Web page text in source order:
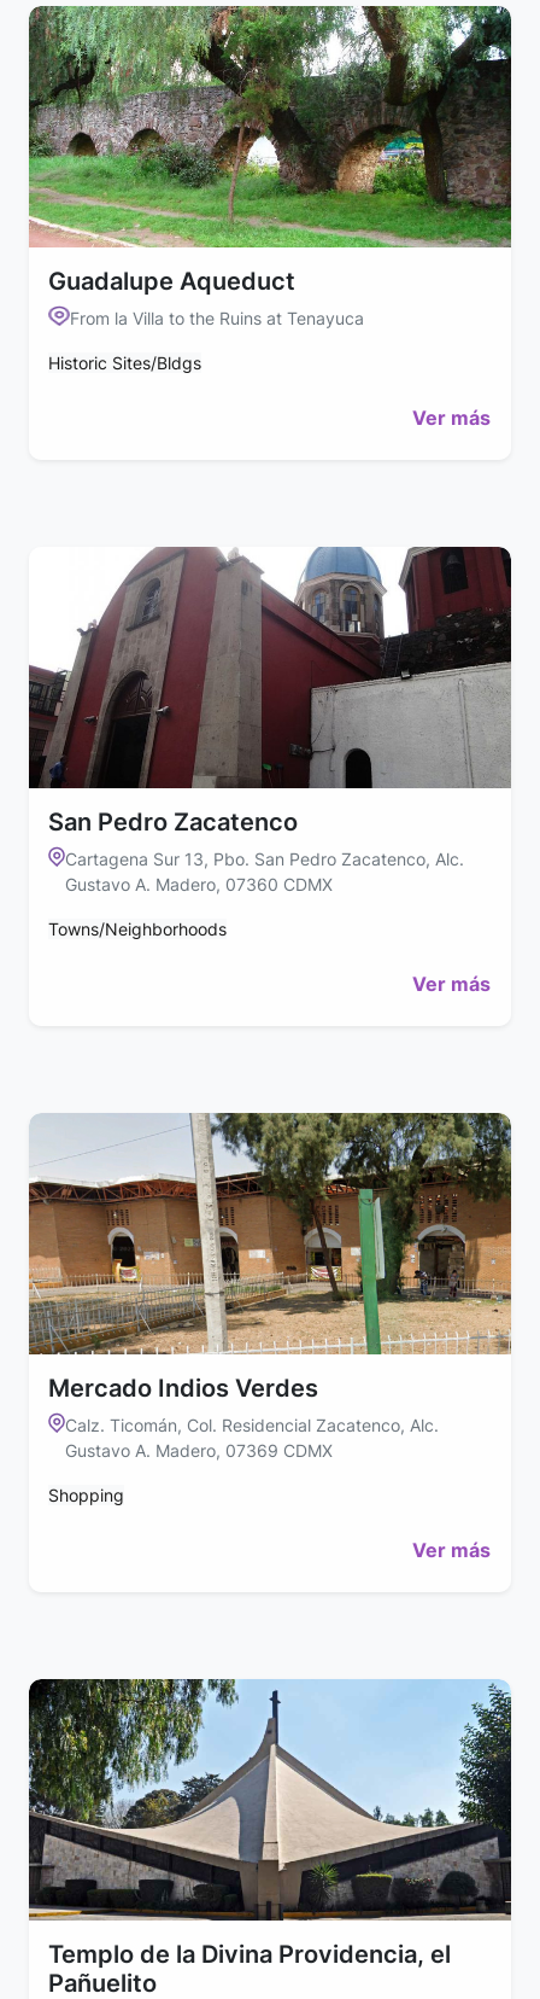
Guadalupe Aqueduct
From la Villa to the Ruins at Tenayuca
Historic Sites/Bldgs
Ver más
San Pedro Zacatenco
Cartagena Sur 13, Pbo. San Pedro Zacatenco, Alc.
Gustavo A. Madero, 07360 CDMX
Towns/Neighborhoods
Ver más
Mercado Indios Verdes
Calz. Ticomán, Col. Residencial Zacatenco, Alc.
Gustavo A. Madero, 07369 CDMX
Shopping
Ver más
Templo de la Divina Providencia, el
Pañuelito